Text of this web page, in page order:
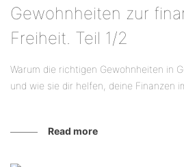
Gewohnheiten zur
Freiheit. Teil 1/2
Warum die richtigen Gewohnheiten in
und wie sie dir helfen, deine Finanzen
Read more